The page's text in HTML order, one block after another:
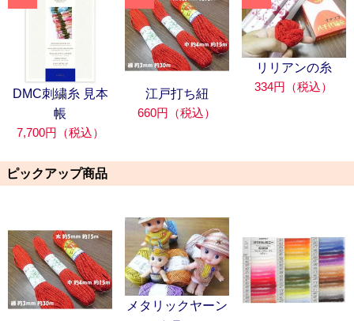
DMC刺繍糸 見本
帳
7,700円（税込）
江戸打ち紐
660円（税込）
リリアンの糸
334円（税込）
ピックアップ商品
メタリックヤーン